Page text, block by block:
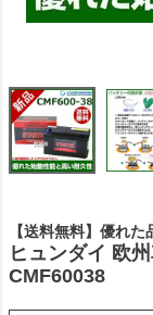
【送料無料】優れ
ヒュンダイ 欧
CMF60038